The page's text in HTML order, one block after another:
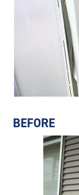
BEFORE